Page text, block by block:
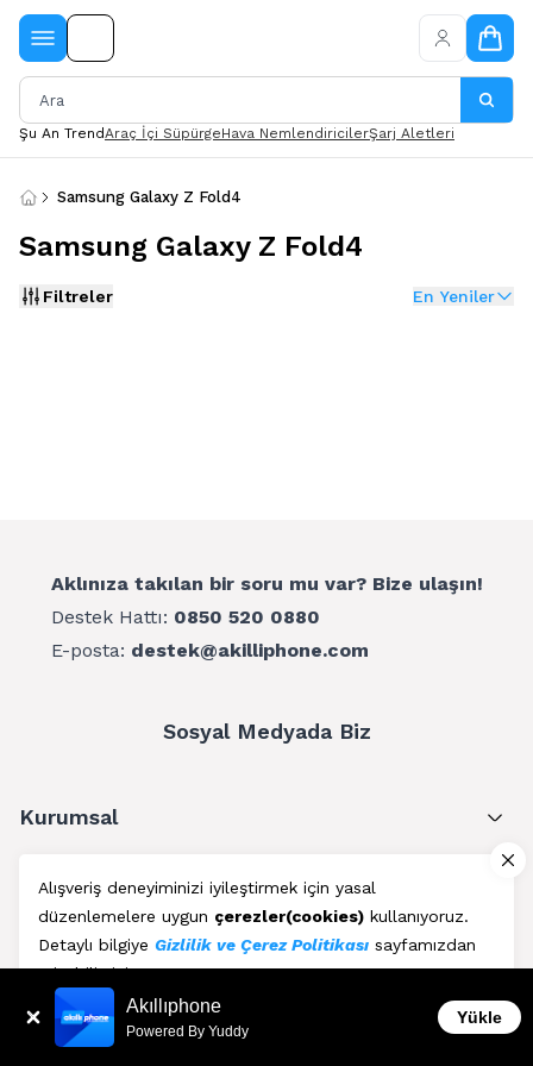
Alışveriş deneyiminizi iyileştirmek için yasal
düzenlemelere uygun çerezler(cookies) kullanıyoruz.
Detaylı bilgiye Gizlilik ve Çerez Politikası sayfamızdan
erişebilirsiniz.
Kabul Et
Şu An TrendAraç İçi SüpürgeHava NemlendiricilerŞarj Aletleri
Samsung Galaxy Z Fold4
Samsung Galaxy Z Fold4
Filtreler En Yeniler
Aklınıza takılan bir soru mu var? Bize ulaşın!
Destek Hattı: 0850 520 0880
E-posta: destek@akilliphone.com
Sosyal Medyada Biz
Kurumsal
Müşteri Hizmetleri
Üyelik
Blog Akıllıphone
Powered By Yuddy
Yükle